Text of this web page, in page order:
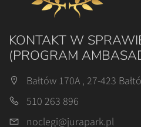
KONTAKT W
(PROGRAM
Bałtów 170A , 27-423
510 263 896
noclegi@jurapark.pl